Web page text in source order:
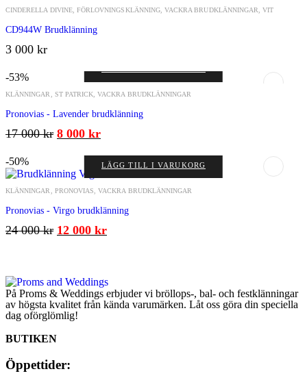
CINDERELLA DIVINE, FÖRLOVNINGSKLÄNNING,VACKRA BRUDKLÄNNINGAR ,VIT
CD944W Brudklänning
3 000 kr
-53%
KLÄNNINGAR ST PATRICK ,VACKRA BRUDKLÄNNINGAR
Pronovias - Lavender brudklänning
17 000kr 8 000 kr
-50% LÄGG TILL I VARUKORG
KLÄNNINGAR PRONOVIAS ,VACKRA BRUDKLÄNNINGAR
Pronovias - Virgo brudklänning
24 000kr 12 000 kr
På Proms & Weddings erbjuder vi bröllops-, bal- och festklänningar
av högsta kvalitet från kända varumärken. Låt oss göra din speciella
dag oförglömlig!
BUTIKEN
Öppettider: